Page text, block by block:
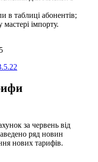
в таблиці абонентів;
мастері імпорту.
за червень від
ряд новин
нових тарифів.